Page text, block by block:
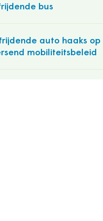
bus
auto haaks op
mobiliteitsbeleid